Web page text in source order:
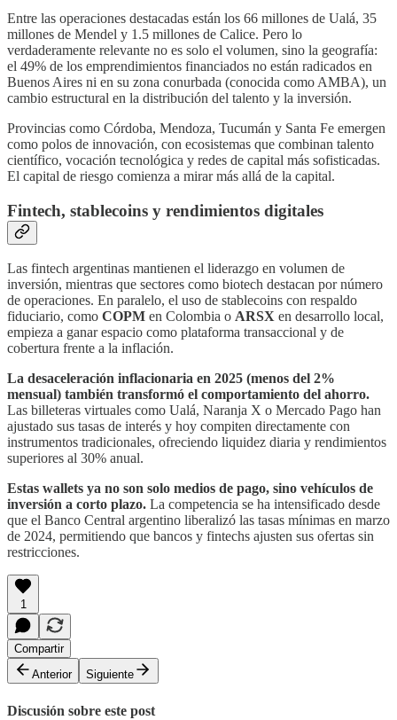
Entre las operaciones destacadas están los 66 millones de Ualá, 35
millones de Mendel y 1.5 millones de Calice. Pero lo
verdaderamente relevante no es solo el volumen, sino la geografía:
el 49% de los emprendimientos financiados no están radicados en
Buenos Aires ni en su zona conurbada (conocida como AMBA), un
cambio estructural en la distribución del talento y la inversión.
Provincias como Córdoba, Mendoza, Tucumán y Santa Fe emergen
como polos de innovación, con ecosistemas que combinan talento
científico, vocación tecnológica y redes de capital más sofisticadas.
El capital de riesgo comienza a mirar más allá de la capital.
Fintech, stablecoins y rendimientos digitales
Las fintech argentinas mantienen el liderazgo en volumen de
inversión, mientras que sectores como biotech destacan por número
de operaciones. En paralelo, el uso de stablecoins con respaldo
fiduciario, como COPM en Colombia o ARSX en desarrollo local,
empieza a ganar espacio como plataforma transaccional y de
cobertura frente a la inflación.
La desaceleración inflacionaria en 2025 (menos del 2%
mensual) también transformó el comportamiento del ahorro.
Las billeteras virtuales como Ualá, Naranja X o Mercado Pago han
ajustado sus tasas de interés y hoy compiten directamente con
instrumentos tradicionales, ofreciendo liquidez diaria y rendimientos
superiores al 30% anual.
Estas wallets ya no son solo medios de pago, sino vehículos de
inversión a corto plazo. La competencia se ha intensificado desde
que el Banco Central argentino liberalizó las tasas mínimas en marzo
de 2024, permitiendo que bancos y fintechs ajusten sus ofertas sin
restricciones.
1
Compartir
Anterior
Siguiente
Discusión sobre este post